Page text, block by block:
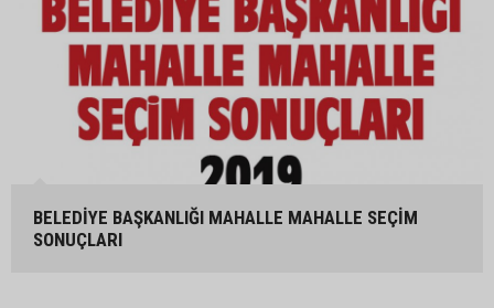
BELEDİYE BAŞKANLIĞI MAHALLE MAHALLE SEÇİM
SONUÇLARI